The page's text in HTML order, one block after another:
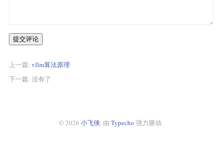
提交评论
上一篇: vllm算法原理
下一篇: 没有了
© 2026 小飞侠. 由 Typecho 强力驱动.